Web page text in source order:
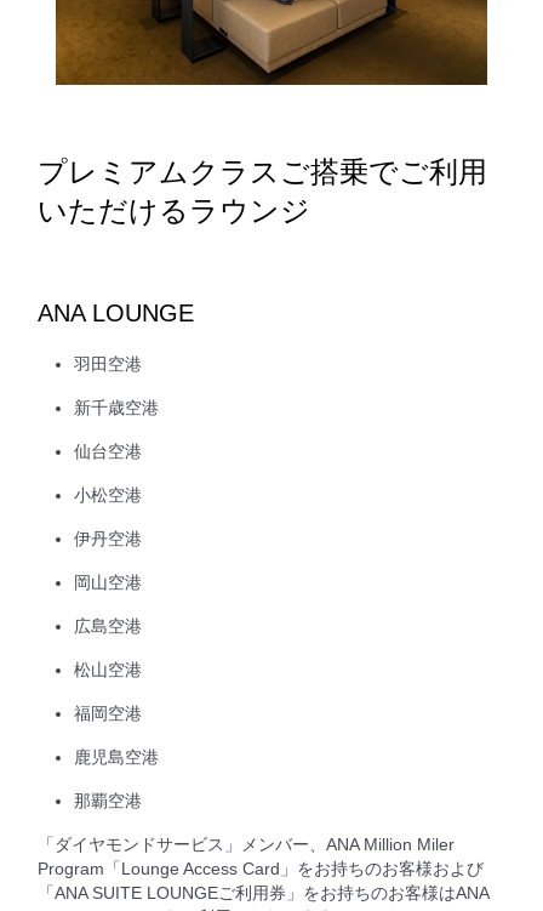
プレミアムクラスご搭乗でご利用
いただけるラウンジ
ANA LOUNGE
羽田空港
新千歳空港
仙台空港
小松空港
伊丹空港
岡山空港
広島空港
松山空港
福岡空港
鹿児島空港
那覇空港
「ダイヤモンドサービス」メンバー、ANA Million Miler
Program「Lounge Access Card」をお持ちのお客様および
「ANA SUITE LOUNGEご利用券」をお持ちのお客様はANA